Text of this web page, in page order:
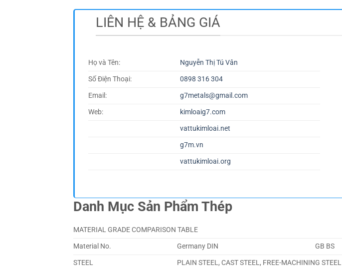
LIÊN HỆ & BẢNG GIÁ
Họ và Tên:
Nguyễn Thị Tú Vân
Số Điện Thoại:
0898 316 304
Email:
g7metals@gmail.com
Web:
kimloaig7.com
vattukimloai.net
g7m.vn
vattukimloai.org
Danh Mục Sản Phẩm Thép
MATERIAL GRADE COMPARISON TABLE
Material No.
Germany DIN GB BS
STEEL
PLAIN STEEL, CAST STEEL, FREE-MACHINING STEEL